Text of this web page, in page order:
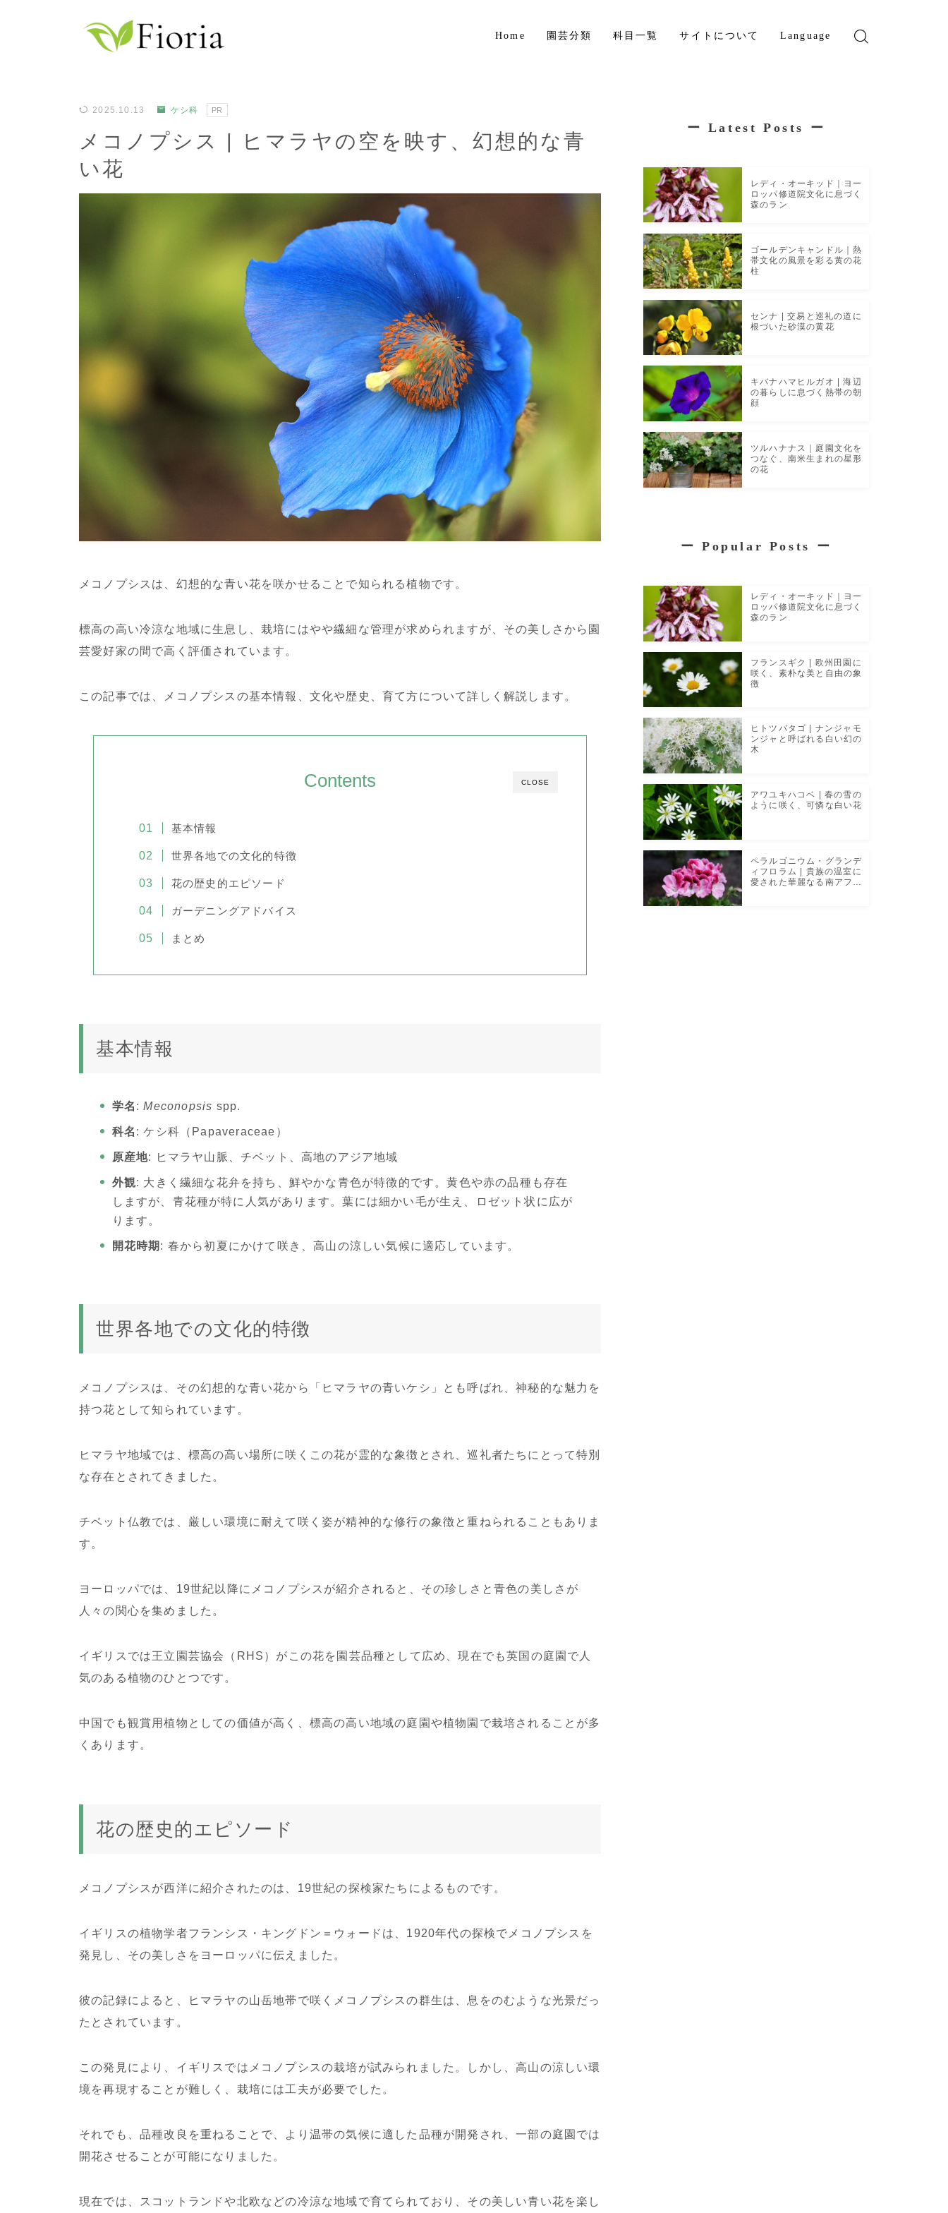
Home 園芸分類
球根植物
科目一覧 サイトについて Language
2025.10.13
ケシ科 PR
メコノプシス | ヒマラヤの空を映す、幻想的な青
い花
メコノプシスは、幻想的な青い花を咲かせることで知られる植物です。
標高の高い冷涼な地域に生息し、栽培にはやや繊細な管理が求められますが、その美しさから園
芸愛好家の間で高く評価されています。
この記事では、メコノプシスの基本情報、文化や歴史、育て方について詳しく解説します。
CLOSE
Contents
基本情報
世界各地での文化的特徴
花の歴史的エピソード
ガーデニングアドバイス
まとめ
基本情報
学名 :Meconopsis spp.
科名 : ケシ科（Papaveraceae）
原産地: ヒマラヤ山脈、チベット、高地のアジア地域
外観: 大きく繊細な花弁を持ち、鮮やかな青色が特徴的です。黄色や赤の品種も存在
しますが、青花種が特に人気があります。葉には細かい毛が生え、ロゼット状に広が
ります。
開花時期 : 春から初夏にかけて咲き、高山の涼しい気候に適応しています。
世界各地での文化的特徴
メコノプシスは、その幻想的な青い花から「ヒマラヤの青いケシ」とも呼ばれ、神秘的な魅力を
持つ花として知られています。
ヒマラヤ地域では、標高の高い場所に咲くこの花が霊的な象徴とされ、巡礼者たちにとって特別
な存在とされてきました。
チベット仏教では、厳しい環境に耐えて咲く姿が精神的な修行の象徴と重ねられることもありま
す。
ヨーロッパでは、19世紀以降にメコノプシスが紹介されると、その珍しさと青色の美しさが
人々の関心を集めました。
イギリスでは王立園芸協会（RHS）がこの花を園芸品種として広め、現在でも英国の庭園で人
気のある植物のひとつです。
中国でも観賞用植物としての価値が高く、標高の高い地域の庭園や植物園で栽培されることが多
くあります。
花の歴史的エピソード
メコノプシスが西洋に紹介されたのは、19世紀の探検家たちによるものです。
イギリスの植物学者フランシス・キングドン＝ウォードは、1920年代の探検でメコノプシスを
発見し、その美しさをヨーロッパに伝えました。
彼の記録によると、ヒマラヤの山岳地帯で咲くメコノプシスの群生は、息をのむような光景だっ
たとされています。
この発見により、イギリスではメコノプシスの栽培が試みられました。しかし、高山の涼しい環
境を再現することが難しく、栽培には工夫が必要でした。
それでも、品種改良を重ねることで、より温帯の気候に適した品種が開発され、一部の庭園では
開花させることが可能になりました。
現在では、スコットランドや北欧などの冷涼な地域で育てられており、その美しい青い花を楽し
ー Latest Posts ー
レディ・オーキッド｜ヨー
ロッパ修道院文化に息づく
森のラン
ゴールデンキャンドル｜熱
帯文化の風景を彩る黄の花
柱
センナ | 交易と巡礼の道に
根づいた砂漠の黄花
キバナハマヒルガオ | 海辺
の暮らしに息づく熱帯の朝
顔
ツルハナナス｜庭園文化を
つなぐ、南米生まれの星形
の花
ーPopular Posts ー
レディ・オーキッド｜ヨー
ロッパ修道院文化に息づく
森のラン
フランスギク | 欧州田園に
咲く、素朴な美と自由の象
徴
ヒトツバタゴ | ナンジャモ
ンジャと呼ばれる白い幻の
木
アワユキハコベ | 春の雪の
ように咲く、可憐な白い花
ペラルゴニウム・グランデ
ィフロラム | 貴族の温室に
愛された華麗なる南アフリ